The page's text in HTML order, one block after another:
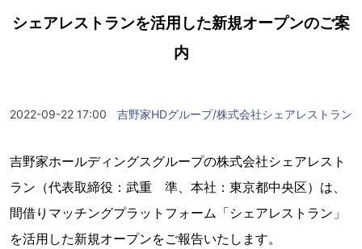
シェアレストランを活用した新規オープンのご案
内
2022-09-22 17:00 吉野家HDグループ/株式会社シェアレストラン
吉野家ホールディングスグループの株式会社シェアレスト
ラン（代表取締役：武重 準、本社：東京都中央区）は、
間借りマッチングプラットフォーム「シェアレストラン」
を活用した新規オープンをご報告いたします。